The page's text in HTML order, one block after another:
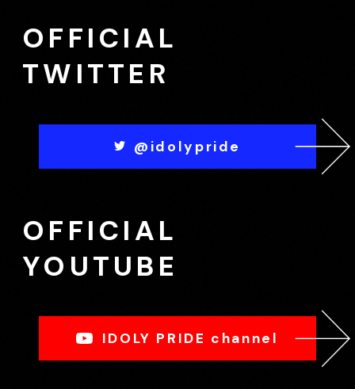
OFFICIAL
TWITTER
@idolypride
OFFICIAL
YOUTUBE
IDOLY PRIDE channel